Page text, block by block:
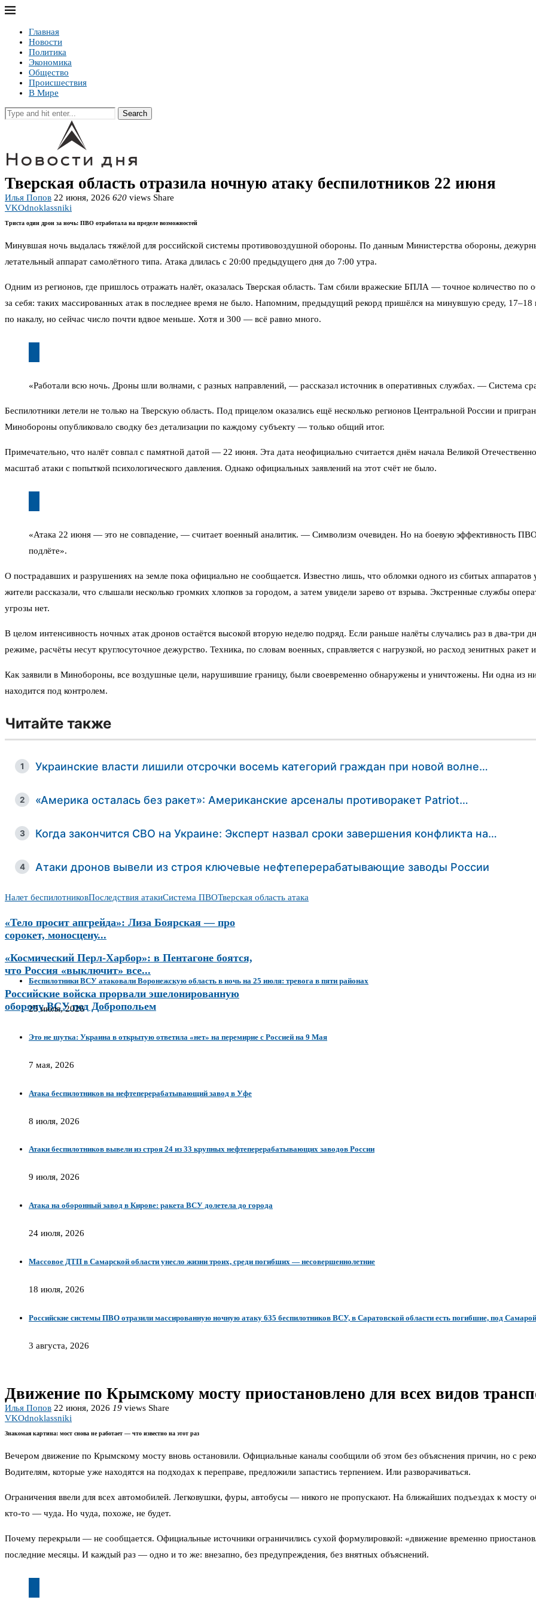
Главная
Новости
Политика
Экономика
Общество
Происшествия
В Мире
Search
Тверская область отразила ночную атаку беспилотников 22 июня
Илья Попов 22 июня, 2026 620 views Share
VKOdnoklassniki
Триста один дрон за ночь: ПВО отработала на пределе возможностей
Минувшая ночь выдалась тяжёлой для российской системы противовоздушной обороны. По данным Министерства обороны,
летательный аппарат самолётного типа. Атака длилась с 20:00 предыдущего дня до 7:00 утра.
Одним из регионов, где пришлось отражать налёт, оказалась Тверская область. Там сбили вражеские БПЛА — точное количество
за себя: таких массированных атак в последнее время не было. Напомним, предыдущий рекорд пришёлся на минувшую среду,
по накалу, но сейчас число почти вдвое меньше. Хотя и 300 — всё равно много.
«Работали всю ночь. Дроны шли волнами, с разных направлений, — рассказал источник в оперативных службах. — Система
Беспилотники летели не только на Тверскую область. Под прицелом оказались ещё несколько регионов Центральной России и
Минобороны опубликовало сводку без детализации по каждому субъекту — только общий итог.
Примечательно, что налёт совпал с памятной датой — 22 июня. Эта дата неофициально считается днём начала Великой
масштаб атаки с попыткой психологического давления. Однако официальных заявлений на этот счёт не было.
«Атака 22 июня — это не совпадение, — считает военный аналитик. — Символизм очевиден. Но на боевую эффективность
подлёте».
О пострадавших и разрушениях на земле пока официально не сообщается. Известно лишь, что обломки одного из сбитых
жители рассказали, что слышали несколько громких хлопков за городом, а затем увидели зарево от взрыва. Экстренные службы
угрозы нет.
В целом интенсивность ночных атак дронов остаётся высокой вторую неделю подряд. Если раньше налёты случались раз в два-
режиме, расчёты несут круглосуточное дежурство. Техника, по словам военных, справляется с нагрузкой, но расход зенитных ракет
Как заявили в Минобороны, все воздушные цели, нарушившие границу, были своевременно обнаружены и уничтожены. Ни одна из
находится под контролем.
Читайте также
1 Украинские власти лишили отсрочки восемь категорий граждан при новой волне…
2 «Америка осталась без ракет»: Американские арсеналы противоракет Patriot…
3 Когда закончится СВО на Украине: Эксперт назвал сроки завершения конфликта на…
4 Атаки дронов вывели из строя ключевые нефтеперерабатывающие заводы России
Налет беспилотниковПоследствия атакиСистема ПВОТверская область атака
«Тело просит апгрейда»: Лиза Боярская — про
сорокет, моносцену...
«Космический Перл-Харбор»: в Пентагоне боятся,
что Россия «выключит» все...
Российские войска прорвали эшелонированную
оборону ВСУ под Добропольем
Беспилотники ВСУ атаковали Воронежскую область в ночь на 25 июля: тревога в пяти районах
25 июля, 2026
Это не шутка: Украина в открытую ответила «нет» на перемирие с Россией на 9 Мая
7 мая, 2026
Атака беспилотников на нефтеперерабатывающий завод в Уфе
8 июля, 2026
Атаки беспилотников вывели из строя 24 из 33 крупных нефтеперерабатывающих заводов России
9 июля, 2026
Атака на оборонный завод в Кирове: ракета ВСУ долетела до города
24 июля, 2026
Массовое ДТП в Самарской области унесло жизни троих, среди погибших — несовершеннолетние
18 июля, 2026
Российские системы ПВО отразили массированную ночную атаку 635 беспилотников ВСУ, в Саратовской области есть погибшие, под
3 августа, 2026
Движение по Крымскому мосту приостановлено для всех видов
Илья Попов 22 июня, 2026 19 views Share
VKOdnoklassniki
Знакомая картина: мост снова не работает — что известно на этот раз
Вечером движение по Крымскому мосту вновь остановили. Официальные каналы сообщили об этом без объяснения причин, но с
Водителям, которые уже находятся на подходах к переправе, предложили запастись терпением. Или разворачиваться.
Ограничения ввели для всех автомобилей. Легковушки, фуры, автобусы — никого не пропускают. На ближайших подъездах к
кто-то — чуда. Но чуда, похоже, не будет.
Почему перекрыли — не сообщается. Официальные источники ограничились сухой формулировкой: «движение временно
последние месяцы. И каждый раз — одно и то же: внезапно, без предупреждения, без внятных объяснений.